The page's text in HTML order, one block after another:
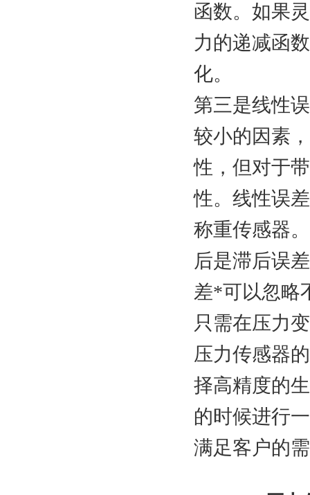
函数。如果
力的递减函
化。
第三是线性
较小的因素
性，但对于
性。线性误
称重传感器。
后是滞后误
差*可以忽略
只需在压力
压力传感器
择高精度的
的时候进行
满足客户的